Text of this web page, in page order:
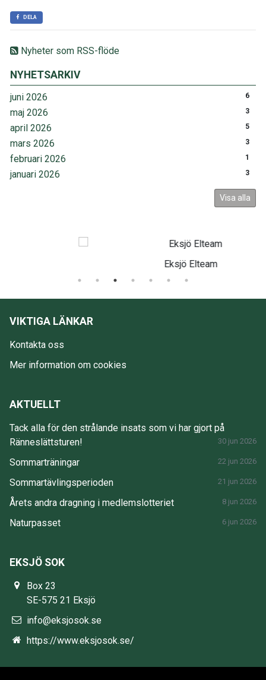
Nyheter som RSS-flöde
NYHETSARKIV
juni 2026 6
maj 2026 3
april 2026 5
mars 2026 3
februari 2026 1
januari 2026 3
Visa alla
DELA
VIKTIGA LÄNKAR
Kontakta oss
Mer information om cookies
AKTUELLT
Tack alla för den strålande insats som vi har gjort på
Ränneslättsturen!
30 jun 2026
Sommarträningar 22 jun 2026
Sommartävlingsperioden 21 jun 2026
Årets andra dragning i medlemslotteriet 8 jun 2026
Naturpasset 6 jun 2026
EKSJÖ SOK
Box 23
SE-575 21 Eksjö
info@eksjosok.se
https://www.eksjosok.se/